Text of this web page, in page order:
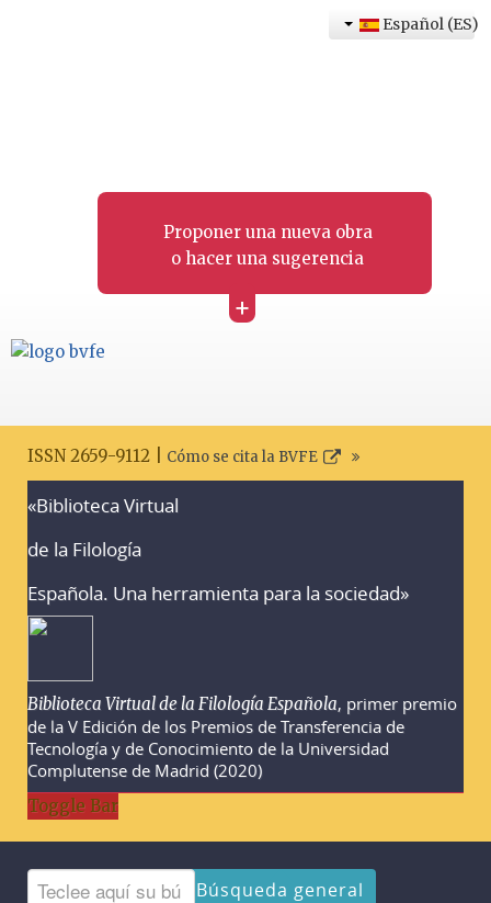
Proponer una nueva obra
o hacer una sugerencia
+
Español (ES)
ISSN 2659-9112 | Cómo se cita la BVFE
«Biblioteca Virtual
de la Filología
Española. Una herramienta para la sociedad»
Biblioteca Virtual de la Filología Española, primer premio
de la V Edición de los Premios de Transferencia de
Tecnología y de Conocimiento de la Universidad
Complutense de Madrid (2020)
Toggle Bar
Búsqueda general